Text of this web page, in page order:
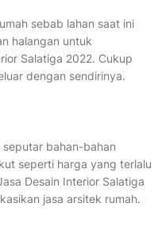
sebab lahan saat ini
halangan untuk
Salatiga 2022. Cukup
dengan sendirinya.
bahan-bahan
seperti harga yang terlalu
Desain Interior Salatiga
jasa arsitek rumah.